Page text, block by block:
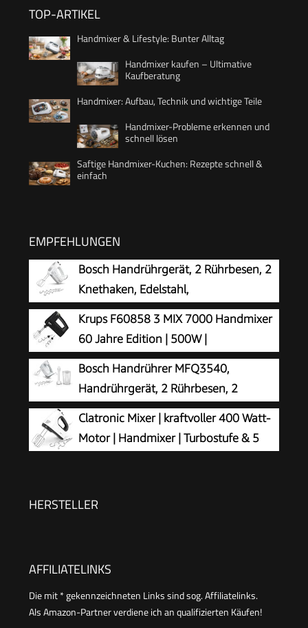
TOP-ARTIKEL
Handmixer & Lifestyle: Bunter Alltag
Handmixer kaufen – Ultimative
Kaufberatung
Handmixer: Aufbau, Technik und wichtige Teile
Handmixer-Probleme erkennen und
schnell lösen
Saftige Handmixer-Kuchen: Rezepte schnell &
einfach
EMPFEHLUNGEN
Bosch Handrührgerät, 2 Rührbesen, 2
Knethaken, Edelstahl,
spülmaschinenfest, 4 Stufen,
Turbostufe, leicht, leise, 400 W, weiß, CleverMixx
MFQ24200
Krups F60858 3 MIX 7000 Handmixer
60 Jahre Edition | 500W |
ergonomischer Griff | 1,65m-langes
Kabel | Geschwindigkeitsregler, Schneebesen &
Knethacken | bis zu 1kg Brotteig |
Schwarz/Kupfer
Bosch Handrührer MFQ3540,
Handrührgerät, 2 Rührbesen, 2
Edelstahl-Knethaken, spülmaschinengeeignet, 5
Stufen, Pürierstab, Mixbecher, 450 W, weiß
Clatronic Mixer | kraftvoller 400 Watt-
Motor | Handmixer | Turbostufe & 5
Edelstahlquirle und -knethaken | HM 3775
HERSTELLER
AFFILIATELINKS
Die mit * gekennzeichneten Links sind sog. Affiliatelinks.
Als Amazon-Partner verdiene ich an qualifizierten Käufen!